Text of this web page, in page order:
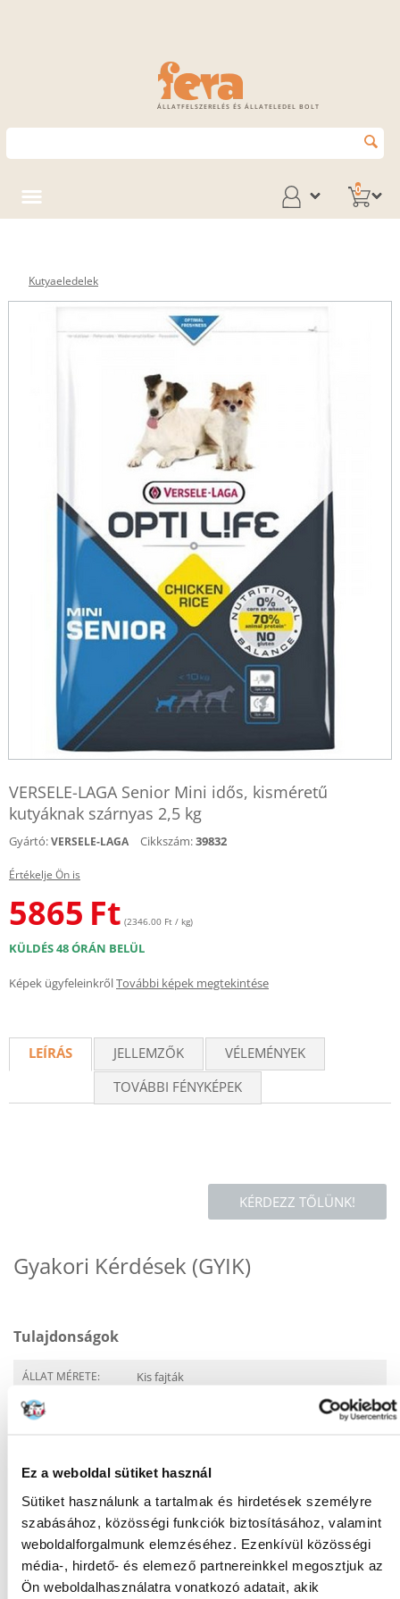
Ez a weboldal sütiket használ
Sütiket használunk a tartalmak és hirdetések személyre
szabásához, közösségi funkciók biztosításához, valamint
weboldalforgalmunk elemzéséhez. Ezenkívül közösségi
média-, hirdető- és elemező partnereinkkel megosztjuk az
Ön weboldalhasználatra vonatkozó adatait, akik
ÁLLATFELSZERELÉS ÉS ÁLLATELEDEL BOLT
0
Kutyaeledelek
VERSELE-LAGA Senior Mini idős, kisméretű
kutyáknak szárnyas 2,5 kg
Gyártó:VERSELE-LAGA Cikkszám:39832
Értékelje Ön is
5865 Ft (2346.00 Ft / kg)
KÜLDÉS 48 ÓRÁN BELÜL
Képek ügyfeleinkrőlTovábbi képek megtekintése
LEÍRÁS JELLEMZŐK
VÉLEMÉNYEK
TOVÁBBI FÉNYKÉPEK
KÉRDEZZ TŐLÜNK!
Gyakori Kérdések (GYIK)
Tulajdonságok
ÁLLAT MÉRETE: Kis fajták
CSOMAG SÚLYA
(KG):
Javasolt felhasználás
ÉLETSZAKASZ: Senior
Összetevők